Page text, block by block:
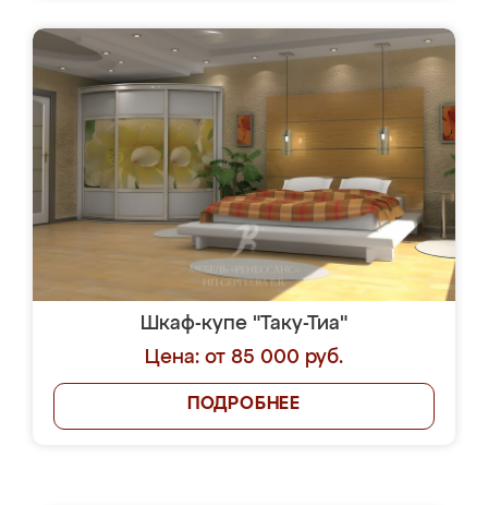
Шкаф-купе "Таку-Тиа"
Цена: от 85 000 руб.
ПОДРОБНЕЕ